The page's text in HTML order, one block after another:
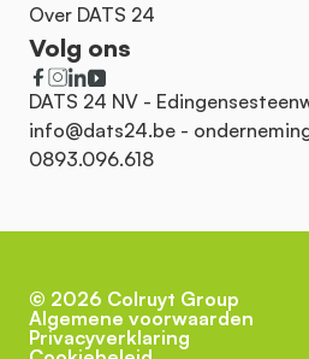
Over DATS 24
Volg ons
DATS 24 NV -
info@dats24.be -
0893.096.618
© 2026 Colruyt Group
Algemene voorwaarden
Privacyverklaring